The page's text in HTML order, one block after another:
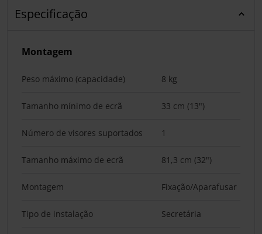
Especificação
Montagem
Peso máximo (capacidade) 8 kg
Tamanho mínimo de ecrã 33 cm (13")
Número de visores suportados 1
Tamanho máximo de ecrã 81,3 cm (32")
Montagem Fixação/Aparafusar
Tipo de instalação Secretária